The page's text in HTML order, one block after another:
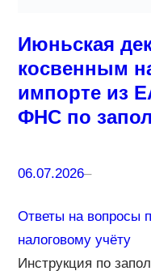
Июньская
косвенным
импорте из
ФНС по
06.07.2026–
Ответы на вопросы
налоговому учёту
Инструкция по